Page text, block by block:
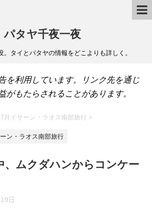
パタヤ千夜一夜
。タイとパタヤの情報をどこよりも詳しく。
を利用しています。リンク先を通じ
がもたらされることがあります。
月イサーン・ラオス南部旅行 >
ン・ラオス南部旅行
、ムクダハンからコンケー
日